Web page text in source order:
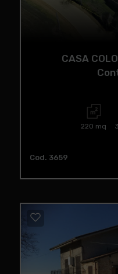
CASA
220 mq
Cod. 3659